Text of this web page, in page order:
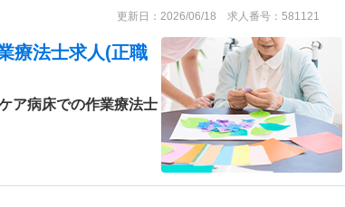
更新日：2026/06/18 求人番号：581121
療法士求人(正職
ア病床での作業療法士